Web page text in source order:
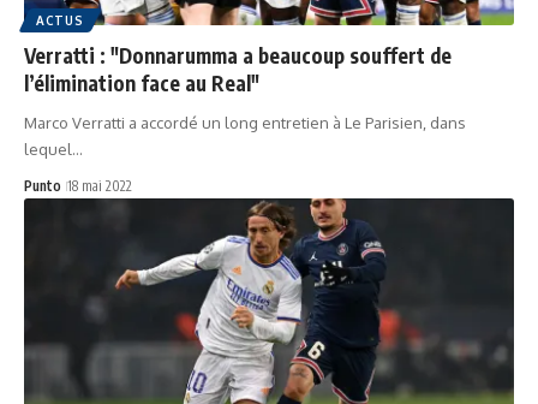
ACTUS
Verratti : "Donnarumma a beaucoup souffert de
l’élimination face au Real"
Marco Verratti a accordé un long entretien à Le Parisien, dans
lequel…
Punto 18 mai 2022